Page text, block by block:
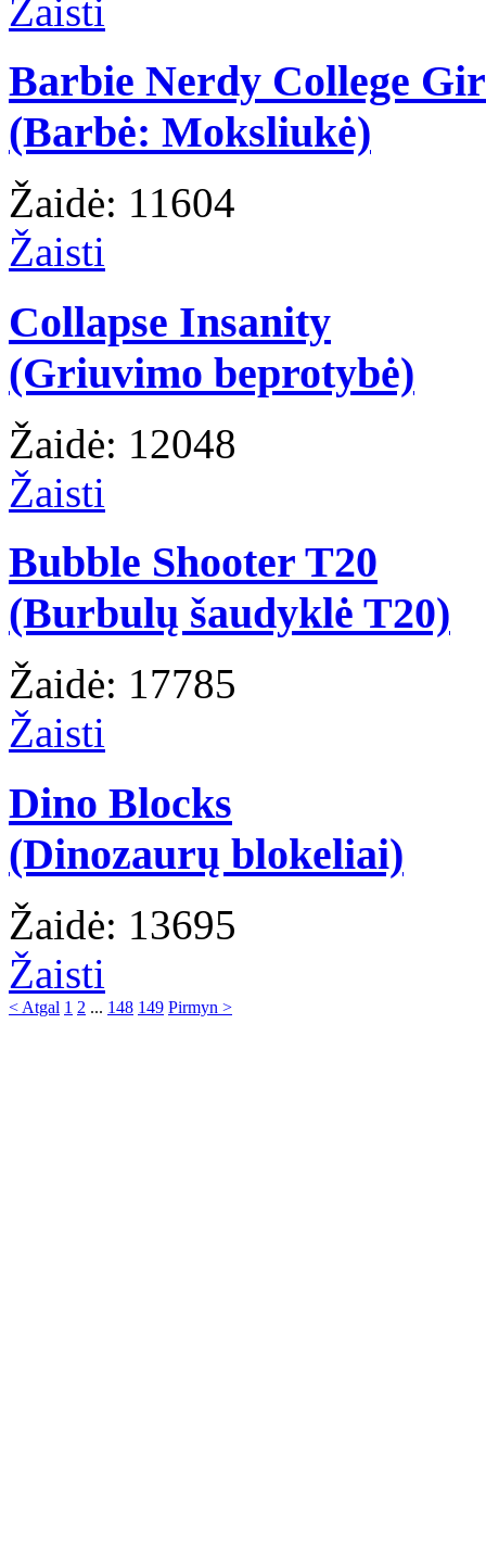
Žaisti
Barbie Nerdy College
(Barbė: Moksliukė)
Žaidė: 11604
Žaisti
Collapse Insanity
(Griuvimo beprotybė)
Žaidė: 12048
Žaisti
Bubble Shooter T20
(Burbulų šaudyklė T20)
Žaidė: 17785
Žaisti
Dino Blocks
(Dinozaurų blokeliai)
Žaidė: 13695
Žaisti
< Atgal 1 2 ... 148 149 Pirmyn >